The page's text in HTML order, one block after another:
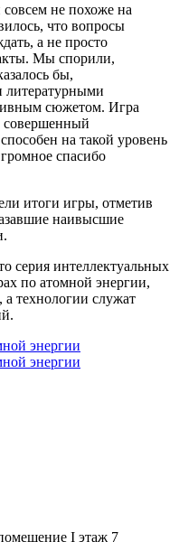
не похоже на
что вопросы
а не просто
Мы спорили,
бы,
сюжетом. Игра
совершенный
на такой уровень
спасибо
итоги игры, отметив
наивысшие
серия интеллектуальных
по атомной энергии,
а технологии служат
I этаж 7